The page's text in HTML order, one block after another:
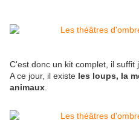
C'est donc un kit complet, il suffit
A ce jour, il existe les loups, la
animaux